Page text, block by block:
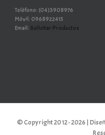
Teléfono: (04)3908976
Móvil: 0968922415
Email: Solicitar Productos
© Copyright 2012 -2026 |